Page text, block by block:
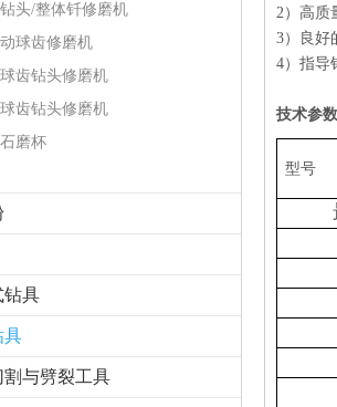
头/整体钎修磨机
球齿修磨机
齿钻头修磨机
齿钻头修磨机
磨杯
钻具
具
割与劈裂工具
2）高质
3）良好
4）指导
技术参数
型号